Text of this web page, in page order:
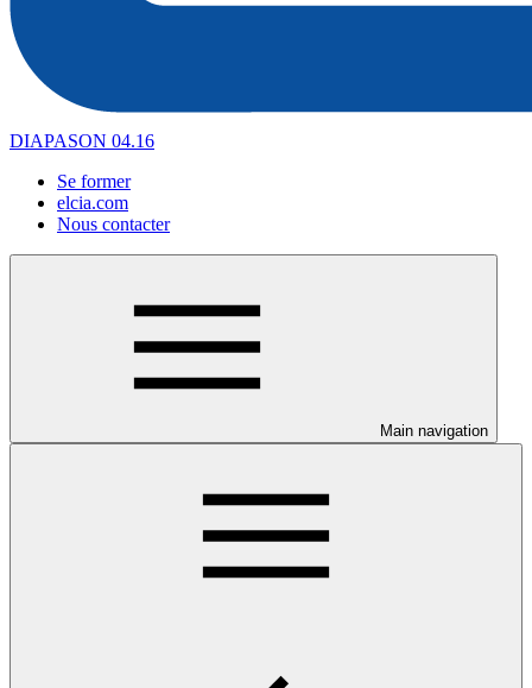
DIAPASON 04.16
Se former
elcia.com
Nous contacter
Main navigation